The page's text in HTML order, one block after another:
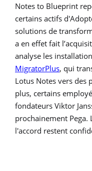
Notes to Blueprint
certains actifs
solutions de
a en effet fait
analyse les
MigratorPlus, qui
Lotus Notes vers des
plus, certains
fondateurs Viktor
prochainement Pega.
l'accord restent